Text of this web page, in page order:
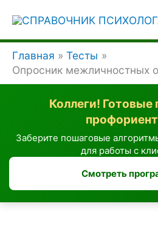
Главная
Тесты
Опросник межличностных
Коллеги!
Заберите пошаговые
для работы с
Смотреть